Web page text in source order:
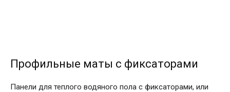
Профильные маты с фиксаторами
Панели для теплого водяного пола с фиксаторами, или